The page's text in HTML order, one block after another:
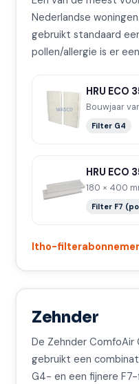
Nederlandse
gebruikt standaard
pollen/allergie is er
HRU ECO
Bouwjaar
Filter G4
HRU
180 × 400
Filter F7
Itho-
Zehnder
De Zehnder
gebruikt een
G4- en een fijnere